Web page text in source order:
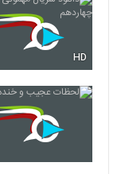
HD